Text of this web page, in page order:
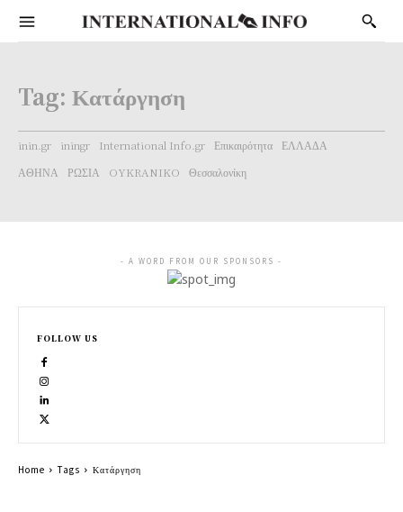
Tag: Κατάργηση
inin.gr iningr International Info.gr Επικαιρότητα
ΕΛΛΑΔΑ
ΑΘΗΝΑ
ΡΩΣΙΑ OYKRANIKO Θεσσαλονίκη
- A WORD FROM OUR SPONSORS -
FOLLOW US
Home Tags Κατάργηση